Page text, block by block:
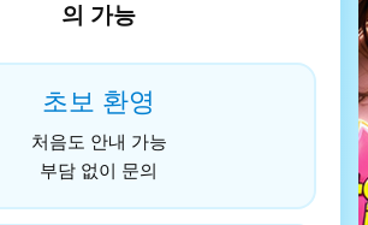
의 가능
초보 환영
처음도 안내 가능
부담 없이 문의